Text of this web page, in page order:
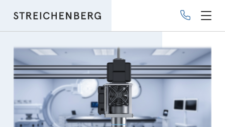
zum
Inhalt